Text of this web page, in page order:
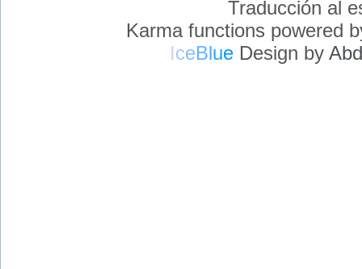
Traducción al
Karma functions powered
IceBlueDesign by